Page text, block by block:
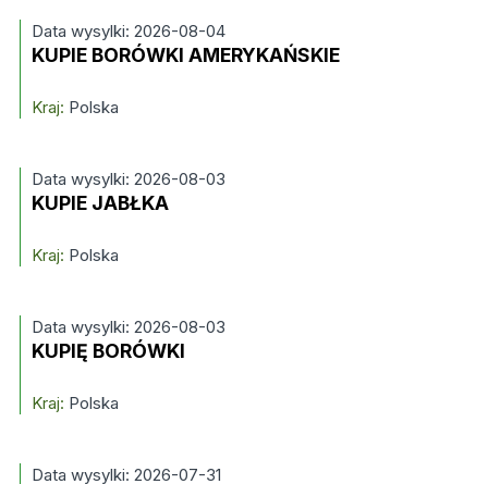
Data wysylki: 2026-08-04
KUPIE BORÓWKI AMERYKAŃSKIE
Kraj: Polska
Data wysylki: 2026-08-03
KUPIE JABŁKA
Kraj: Polska
Data wysylki: 2026-08-03
KUPIĘ BORÓWKI
Kraj: Polska
Data wysylki: 2026-07-31